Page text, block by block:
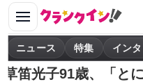
ニュース 特集 イン
草笛光子91歳、「と